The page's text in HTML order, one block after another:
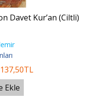
Davet Kur’an (Ciltli)
,50TL
Ekle